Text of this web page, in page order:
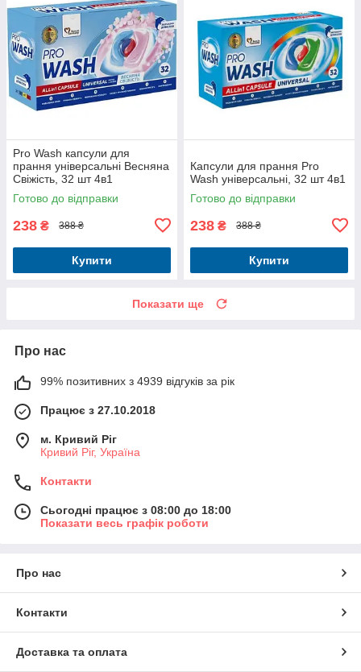
Pro Wash капсули для
прання універсальні Весняна
Свіжість, 32 шт 4в1
Готово до відправки
238 ₴ 388 ₴
Купити
Капсули для прання Pro
Wash універсальні, 32 шт 4в1
Готово до відправки
238 ₴ 388 ₴
Купити
Показати ще
Про нас
99% позитивних з 4939 відгуків за рік
Працює з 27.10.2018
м. Кривий Ріг
Кривий Ріг, Україна
Контакти
Сьогодні працює з 08:00 до 18:00
Показати весь графік роботи
Про нас
Контакти
Доставка та оплата